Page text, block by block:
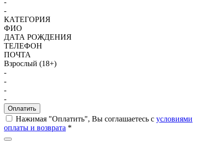
-
КАТЕГОРИЯ
ФИО
ДАТА РОЖДЕНИЯ
ТЕЛЕФОН
ПОЧТА
Взрослый (18+)
-
-
-
-
Оплатить
Нажимая "Оплатить", Вы соглашаетесь с условиями
оплаты и возврата *